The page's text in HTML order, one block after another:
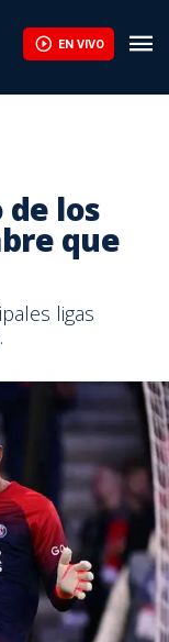
EN VIVO
de los
que
ligas